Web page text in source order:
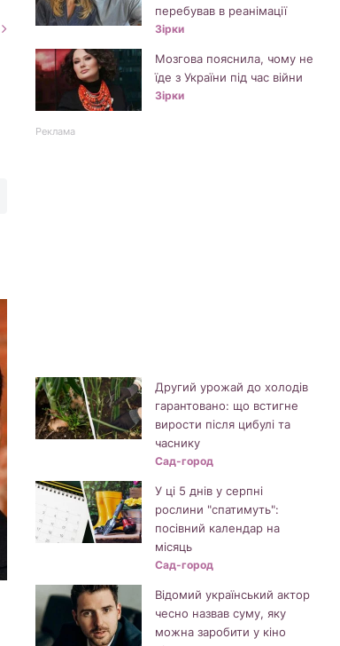
перебував в реанімації
Зірки
Мозгова пояснила, чому не
їде з України під час війни
Зірки
Реклама
Другий урожай до холодів
гарантовано: що встигне
вирости після цибулі та
часнику
Сад-город
У ці 5 днів у серпні
рослини "спатимуть":
посівний календар на
місяць
Сад-город
Відомий український актор
чесно назвав суму, яку
можна заробити у кіно